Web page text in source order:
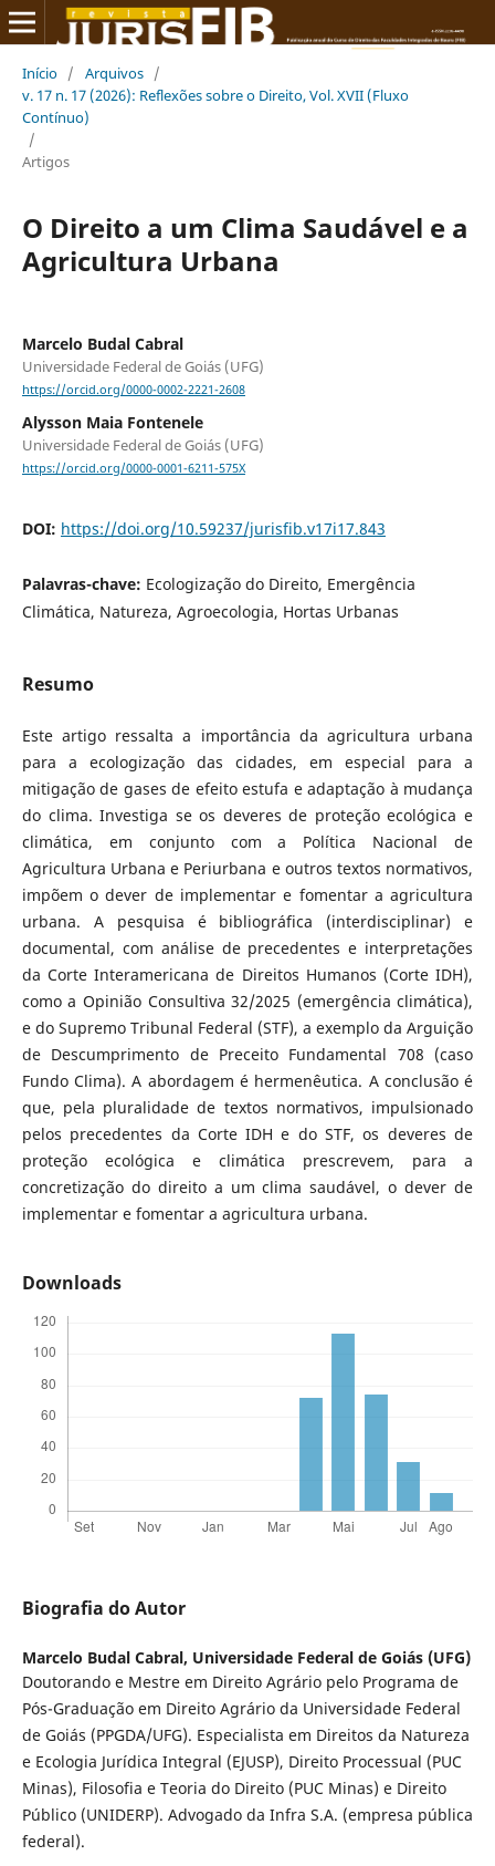
Início / Arquivos /
v. 17 n. 17 (2026): Reflexões sobre o Direito, Vol. XVII (Fluxo
Contínuo)
/
Artigos
O Direito a um Clima Saudável e a
Agricultura Urbana
Marcelo Budal Cabral
Universidade Federal de Goiás (UFG)
https://orcid.org/0000-0002-2221-2608
Alysson Maia Fontenele
Universidade Federal de Goiás (UFG)
https://orcid.org/0000-0001-6211-575X
DOI: https://doi.org/10.59237/jurisfib.v17i17.843
Palavras-chave: Ecologização do Direito, Emergência
Climática, Natureza, Agroecologia, Hortas Urbanas
Resumo
Este artigo ressalta a importância da agricultura urbana
para a ecologização das cidades, em especial para a
mitigação de gases de efeito estufa e adaptação à mudança
do clima. Investiga se os deveres de proteção ecológica e
climática, em conjunto com a Política Nacional de
Agricultura Urbana e Periurbana e outros textos normativos,
impõem o dever de implementar e fomentar a agricultura
urbana. A pesquisa é bibliográfica (interdisciplinar) e
documental, com análise de precedentes e interpretações
da Corte Interamericana de Direitos Humanos (Corte IDH),
como a Opinião Consultiva 32/2025 (emergência climática),
e do Supremo Tribunal Federal (STF), a exemplo da Arguição
de Descumprimento de Preceito Fundamental 708 (caso
Fundo Clima). A abordagem é hermenêutica. A conclusão é
que, pela pluralidade de textos normativos, impulsionado
pelos precedentes da Corte IDH e do STF, os deveres de
proteção ecológica e climática prescrevem, para a
concretização do direito a um clima saudável, o dever de
implementar e fomentar a agricultura urbana.
Downloads
Biografia do Autor
Marcelo Budal Cabral, Universidade Federal de Goiás (UFG)
Doutorando e Mestre em Direito Agrário pelo Programa de
Pós-Graduação em Direito Agrário da Universidade Federal
de Goiás (PPGDA/UFG). Especialista em Direitos da Natureza
e Ecologia Jurídica Integral (EJUSP), Direito Processual (PUC
Minas), Filosofia e Teoria do Direito (PUC Minas) e Direito
Público (UNIDERP). Advogado da Infra S.A. (empresa pública
federal).